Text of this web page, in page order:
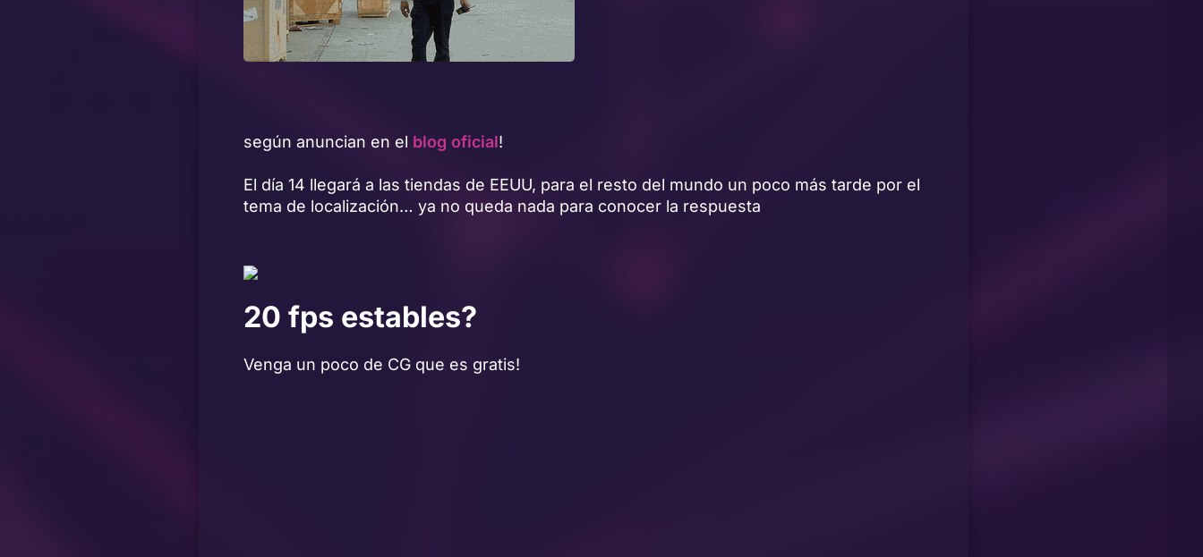
según anuncian en el blog oficial!
El día 14 llegará a las tiendas de EEUU, para el resto del mundo un poco más tarde por el
tema de localización… ya no queda nada para conocer la respuesta
20 fps estables?
Venga un poco de CG que es gratis!